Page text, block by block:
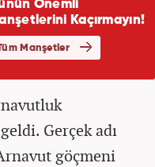
Gerçek adı
göçmeni